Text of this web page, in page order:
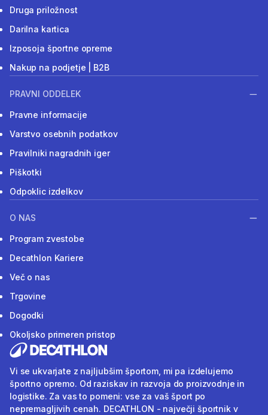
Druga priložnost
Darilna kartica
Izposoja športne opreme
Nakup na podjetje | B2B
PRAVNI ODDELEK
Pravne informacije
Varstvo osebnih podatkov
Pravilniki nagradnih iger
Piškotki
Odpoklic izdelkov
O NAS
Program zvestobe
Decathlon Kariere
Več o nas
Trgovine
Dogodki
Okoljsko primeren pristop
Vi se ukvarjate z najljubšim športom, mi pa izdelujemo
športno opremo. Od raziskav in razvoja do proizvodnje in
logistike. Za vas to pomeni: vse za vaš šport po
nepremagljivih cenah. DECATHLON - največji športnik v